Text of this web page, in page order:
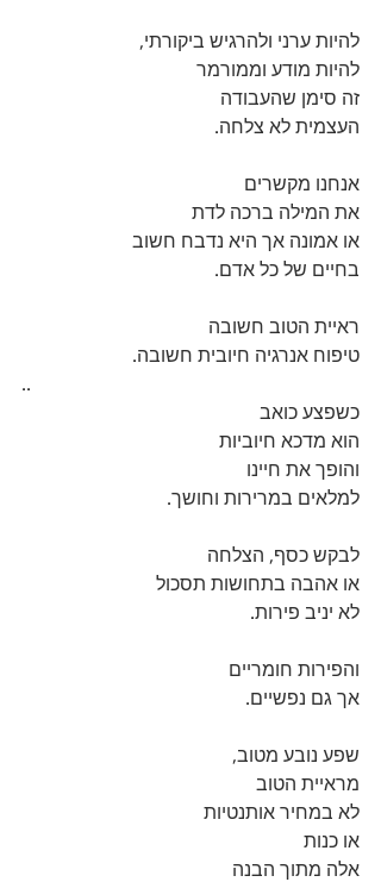
להיות ערני ולהרגיש ביקורתי,
להיות מודע וממורמר
זה סימן שהעבודה
העצמית לא צלחה.
אנחנו מקשרים
את המילה ברכה לדת
או אמונה אך היא נדבח חשוב
בחיים של כל אדם.
ראיית הטוב חשובה
טיפוח אנרגיה חיובית חשובה.
..
כשפצע כואב
הוא מדכא חיוביות
והופך את חיינו
למלאים במרירות וחושך.
לבקש כסף, הצלחה
או אהבה בתחושות תסכול
לא יניב פירות.
והפירות חומריים
אך גם נפשיים.
שפע נובע מטוב,
מראיית הטוב
לא במחיר אותנטיות
או כנות
אלה מתוך הבנה